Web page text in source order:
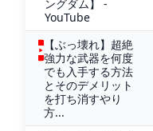
ングダム】 -
YouTube
【ぶっ壊れ】超絶
強力な武器を何度
でも入手する方法
とそのデメリット
を打ち消すやり
方...